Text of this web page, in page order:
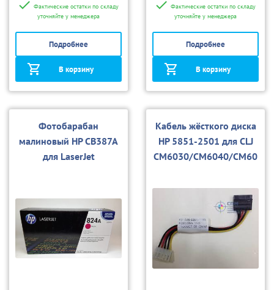
Фактические остатки по складу
уточняйте у менеджера
Подробнее
В корзину
Фактические остатки по складу
уточняйте у менеджера
Подробнее
В корзину
Фотобарабан
малиновый HP CB387A
для LaserJet
Кабель жёсткого диска
HP 5851-2501 для CLJ
CM6030/CM6040/CM60
39/M303